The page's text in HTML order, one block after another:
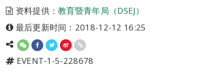
资料提供：教育暨青年局（DSEJ）
最后更新时间：2018-12-12 16:25
EVENT-1-5-228678